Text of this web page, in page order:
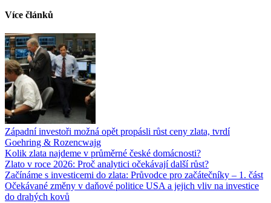
Více článků
Západní investoři možná opět propásli růst ceny zlata, tvrdí
Goehring & Rozencwajg
Kolik zlata najdeme v průměrné české domácnosti?
Zlato v roce 2026: Proč analytici očekávají další růst?
Začínáme s investicemi do zlata: Průvodce pro začátečníky – 1. část
Očekávané změny v daňové politice USA a jejich vliv na investice
do drahých kovů